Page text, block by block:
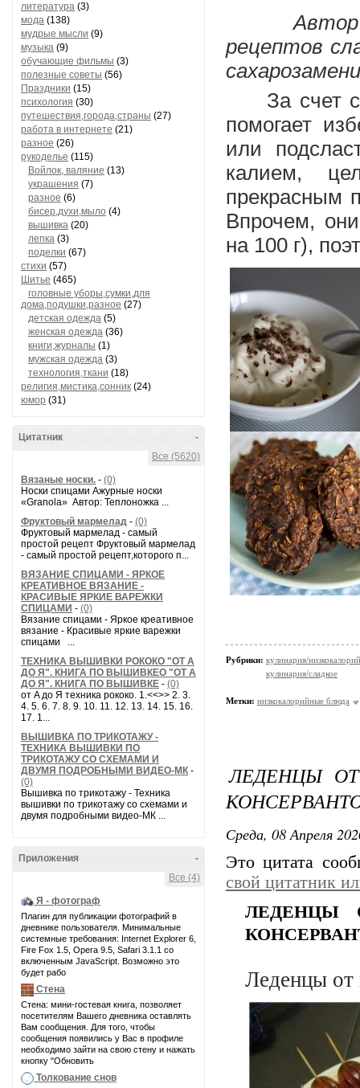
литература (3)
мода (138)
мудрые мысли (9)
музыка (9)
обучающие фильмы (3)
полезные советы (56)
Праздники (15)
психология (30)
путешествия,города,страны (27)
работа в интернете (21)
разное (26)
рукоделье (115)
Войлок, валяние (13)
украшения (7)
разное (6)
бисер,духи,мыло (4)
вышивка (20)
лепка (3)
поделки (67)
стихи (57)
Шитье (465)
головные уборы,сумки,для
дома,подушки,разное (27)
детская одежда (5)
женская одежда (36)
книги,журналы (1)
мужская одежда (3)
технология,ткани (18)
религия,мистика,сонник (24)
юмор (31)
-
Цитатник
Все (5620)
Вязаные носки. - (0)
Носки спицами Ажурные носки
«Granola» Автор: Теплоножка ...
Фруктовый мармелад - (0)
Фруктовый мармелад - самый
простой рецепт Фруктовый мармелад
- самый простой рецепт,которого п...
ВЯЗАНИЕ СПИЦАМИ - ЯРКОЕ
КРЕАТИВНОЕ ВЯЗАНИЕ -
КРАСИВЫЕ ЯРКИЕ ВАРЕЖКИ
СПИЦАМИ - (0)
Вязание спицами - Яркое креативное
вязание - Красивые яркие варежки
спицами ...
ТЕХНИКА ВЫШИВКИ РОКОКО "ОТ А
ДО Я". КНИГА ПО ВЫШИВКЕО "ОТ А
ДО Я". КНИГА ПО ВЫШИВКЕ - (0)
от A до Я техника рококо. 1.<<>> 2. 3.
4. 5. 6. 7. 8. 9. 10. 11. 12. 13. 14. 15. 16.
17. 1...
ВЫШИВКА ПО ТРИКОТАЖУ -
ТЕХНИКА ВЫШИВКИ ПО
ТРИКОТАЖУ СО СХЕМАМИ И
ДВУМЯ ПОДРОБНЫМИ ВИДЕО-МК -
(0)
Вышивка по трикотажу - Техника
вышивки по трикотажу со схемами и
двумя подробными видео-МК ...
-
Приложения
Все (4)
Я - фотограф
Плагин для публикации фотографий в
дневнике пользователя. Минимальные
системные требования: Internet Explorer 6,
Fire Fox 1.5, Opera 9.5, Safari 3.1.1 со
включенным JavaScript. Возможно это
будет рабо
Стена
Стена: мини-гостевая книга, позволяет
посетителям Вашего дневника оставлять
Вам сообщения. Для того, чтобы
сообщения появились у Вас в профиле
необходимо зайти на свою стену и нажать
кнопку "Обновить
Толкование снов
Автор
рецептов
За счет
помогает
или
калием,
прекрасным
Впрочем,
на 100 г),
Рубрики: кулинария/
кулинария/сладкое
Метки: низкокалорийные блюда
ЛЕДЕНЦЫ
Среда, 08 Апреля
Это цитата
свой цитатник
ЛЕДЕНЦЫ
Леденцы от